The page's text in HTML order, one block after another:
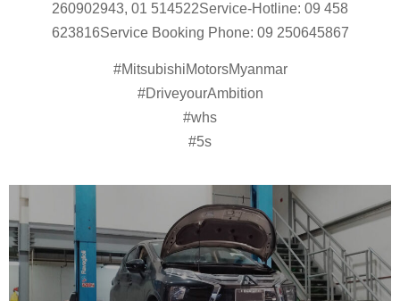
260902943, 01 514522Service-Hotline: 09 458
623816Service Booking Phone: 09 250645867
#MitsubishiMotorsMyanmar
#DriveyourAmbition
#whs
#5s